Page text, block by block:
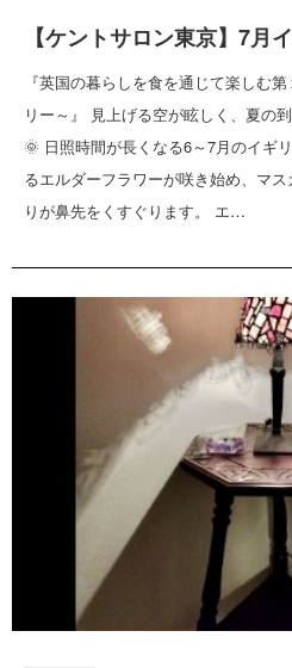
【ケントサロン東京】7月
『英国の暮らしを食を通じて楽しむ
リー～』 見上げる空が眩しく、夏の
🌞 日照時間が長くなる6～7月のイギ
るエルダーフラワーが咲き始め、マ
りが鼻先をくすぐります。 エ…